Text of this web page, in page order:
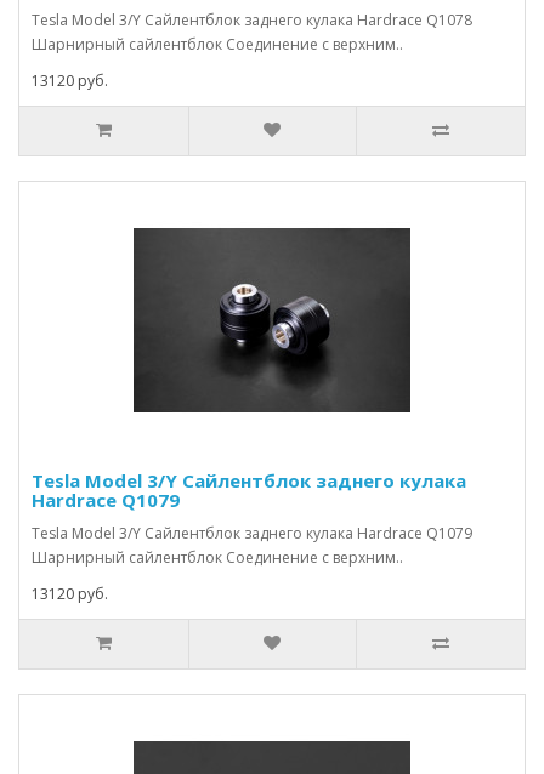
Tesla Model 3/Y Сайлентблок заднего кулака Hardrace Q1078
Шарнирный сайлентблок Соединение с верхним..
13120 руб.
Tesla Model 3/Y Сайлентблок заднего кулака
Hardrace Q1079
Tesla Model 3/Y Сайлентблок заднего кулака Hardrace Q1079
Шарнирный сайлентблок Соединение с верхним..
13120 руб.